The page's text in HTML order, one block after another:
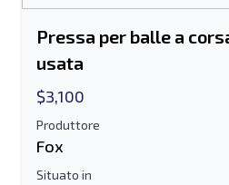
Pressa per balle a
usata
$3,100
Produttore
Fox
Situato in